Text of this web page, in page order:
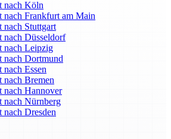
nach Köln
Frankfurt am Main
Stuttgart
Düsseldorf
nach Leipzig
nach Dortmund
Essen
Bremen
Hannover
nach Nürnberg
Dresden